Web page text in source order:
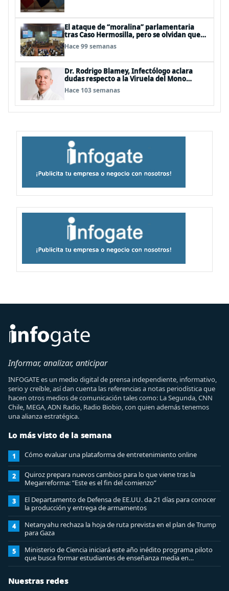
El ataque de “moralina” parlamentaria
tras Caso Hermosilla, pero se olvidan que
son los peor evaluados
Hace 99 semanas
Dr. Rodrigo Blamey, Infectólogo aclara
dudas respecto a la Viruela del Mono
(MPOX)
Hace 103 semanas
Informar, analizar, anticipar
INFOGATE es un medio digital de prensa independiente, informativo,
serio y creíble, así dan cuenta las referencias a notas periodística que
hacen otros medios de comunicación tales como: La Segunda, CNN
Chile, MEGA, ADN Radio, Radio Biobio, con quien además tenemos
una alianza estratégica.
Lo más visto de la semana
1 Cómo evaluar una plataforma de entretenimiento online
2
Quiroz prepara nuevos cambios para lo que viene tras la
Megarreforma: “Este es el fin del comienzo”
3
El Departamento de Defensa de EE.UU. da 21 días para conocer
la producción y entrega de armamentos
4
Netanyahu rechaza la hoja de ruta prevista en el plan de Trump
para Gaza
5
Ministerio de Ciencia iniciará este año inédito programa piloto
que busca formar estudiantes de enseñanza media en
ciberseguridad
Nuestras redes